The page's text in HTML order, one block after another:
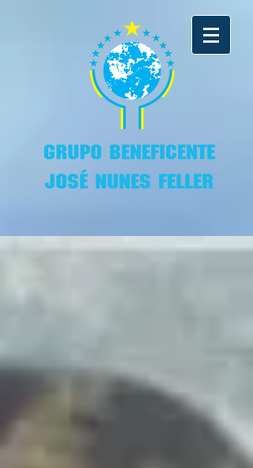
GRUPO BENEFICENTE
JOSÉ NUNES FELLER